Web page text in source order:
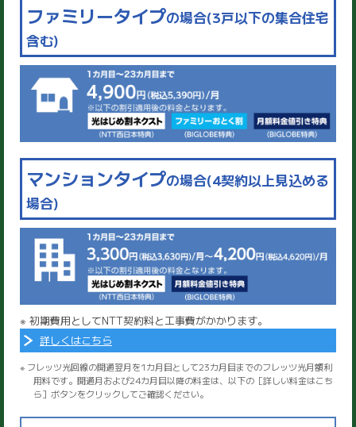
ファミリータイプの場合(3戸以下の集合住宅
含む)
マンションタイプの場合(4契約以上見込める
場合)
※ 初期費用としてNTT契約料と工事費がかかります。
詳しくはこちら
※ フレッツ光回線の開通翌月を1カ月目として23カ月目までのフレッツ光月額利
用料です。開通月および24カ月目以降の料金は、以下の［詳しい料金はこち
ら］ボタンをクリックしてご確認ください。